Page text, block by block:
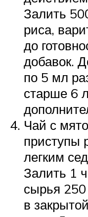
Залить
риса,
до
добавок.
по 5 мл
старше 6
Чай с
приступы
легким
Залить 1
сырья 250
в